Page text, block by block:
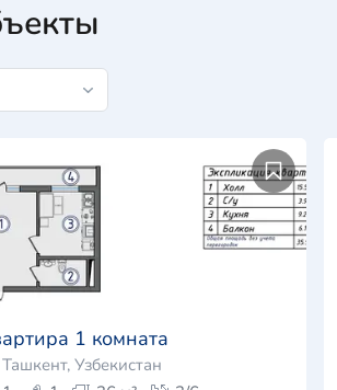
1 комната
Ташкент, Узбекистан